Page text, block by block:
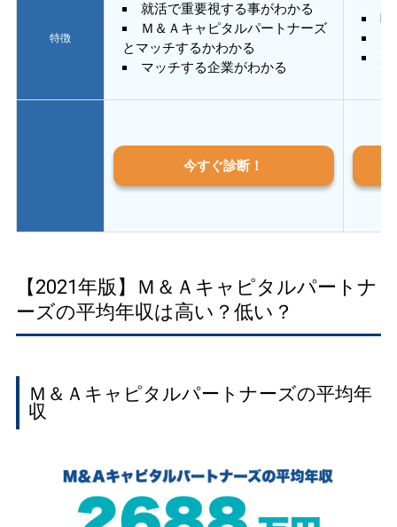
特徴
就活で重要視する事がわかる
Ｍ＆Ａキャピタルパートナーズ
とマッチするかわかる
マッチする企業がわかる
質
今すぐ診断！
【2021年版】Ｍ＆Ａキャピタルパートナ
ーズの平均年収は高い？低い？
Ｍ＆Ａキャピタルパートナーズの平均年
収